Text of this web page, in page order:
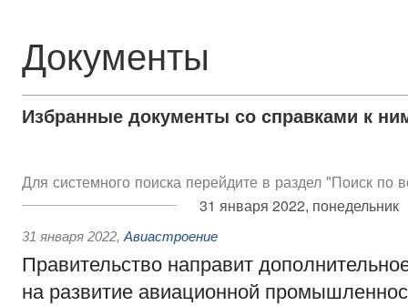
Документы
Избранные документы со справками к
Для системного поиска перейдите в раздел "Поиск по
31 января 2022, понедельник
31 января 2022, Авиастроение
Правительство направит
на развитие авиационной